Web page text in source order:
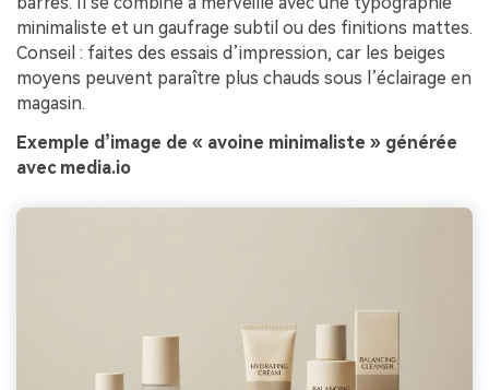
minimaliste et un gaufrage subtil ou des finitions mattes.
Conseil : faites des essais d’impression, car les beiges
moyens peuvent paraître plus chauds sous l’éclairage en
magasin.
Exemple d’image de « avoine minimaliste » générée
avec media.io